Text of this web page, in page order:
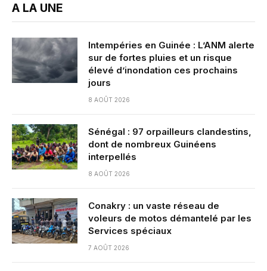
A LA UNE
Intempéries en Guinée : L’ANM alerte
sur de fortes pluies et un risque
élevé d’inondation ces prochains
jours
8 AOÛT 2026
Sénégal : 97 orpailleurs clandestins,
dont de nombreux Guinéens
interpellés
8 AOÛT 2026
Conakry : un vaste réseau de
voleurs de motos démantelé par les
Services spéciaux
7 AOÛT 2026